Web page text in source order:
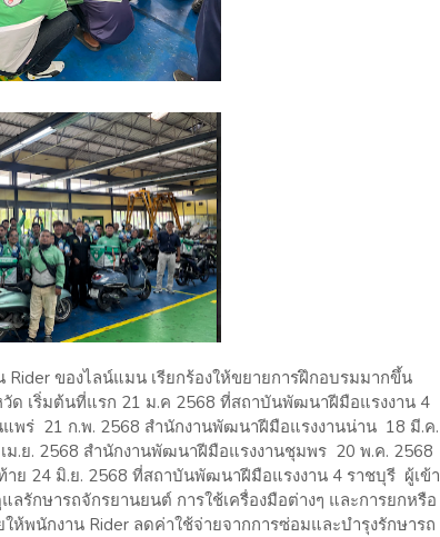
ของไลน์แมน เรียกร้องให้ขยายการฝึกอบรมมากขึ้น
ด เริ่มต้นที่แรก 21 ม.ค 2568 ที่สถาบันพัฒนาฝีมือแรงงาน 4
พร่ 21 ก.พ. 2568 สำนักงานพัฒนาฝีมือแรงงานน่าน 18 มี.ค.
.ย. 2568 สำนักงานพัฒนาฝีมือแรงงานชุมพร 20 พ.ค. 2568
ย 24 มิ.ย. 2568 ที่สถาบันพัฒนาฝีมือแรงงาน 4 ราชบุรี ผู้เข้า
ลรักษารถจักรยานยนต์ การใช้เครื่องมือต่างๆ และการยกหรือ
ห้พนักงาน Rider ลดค่าใช้จ่ายจากการซ่อมและบำรุงรักษารถ